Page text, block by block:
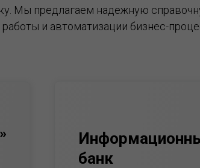
Мы предлагаем надежную
и автоматизации бизнес-
банк